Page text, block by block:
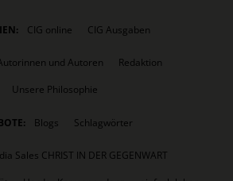
CIG online CIG Ausgaben
und Autoren
Redaktion
Unsere Philosophie
Blogs Schlagwörter
Sales CHRIST IN DER GEGENWART